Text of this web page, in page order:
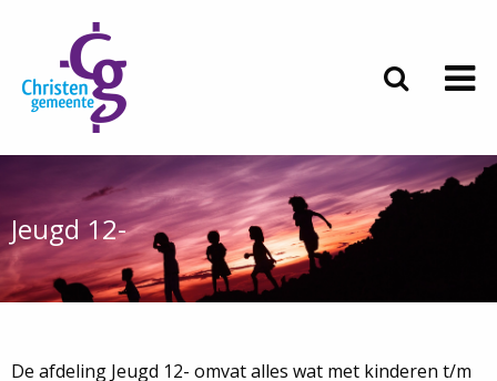
Jeugd 12-
De afdeling Jeugd 12- omvat alles wat met kinderen t/m